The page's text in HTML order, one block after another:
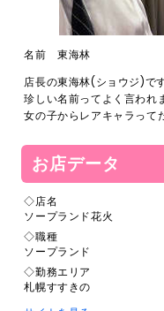
名前 東海林
店長の東海林(ショウジ)です
珍しい名前ってよく言われ
女の子からレアキャラって
お店データ
◇店名
ソープランド花火
◇職種
ソープランド
◇勤務エリア
札幌すすきの